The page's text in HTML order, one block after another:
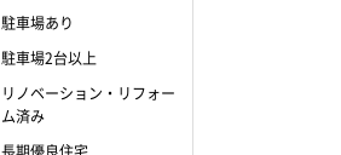
駐車場あり
駐車場2台以上
リノベーション・リフォー
ム済み